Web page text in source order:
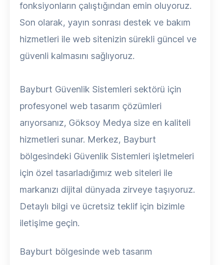
fonksiyonların çalıştığından emin oluyoruz.
Son olarak, yayın sonrası destek ve bakım
hizmetleri ile web sitenizin sürekli güncel ve
güvenli kalmasını sağlıyoruz.
Bayburt Güvenlik Sistemleri sektörü için
profesyonel web tasarım çözümleri
arıyorsanız, Göksoy Medya size en kaliteli
hizmetleri sunar. Merkez, Bayburt
bölgesindeki Güvenlik Sistemleri işletmeleri
için özel tasarladığımız web siteleri ile
markanızı dijital dünyada zirveye taşıyoruz.
Detaylı bilgi ve ücretsiz teklif için bizimle
iletişime geçin.
Bayburt bölgesinde web tasarım